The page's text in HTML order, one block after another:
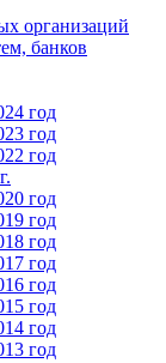
организаций
банков
год
год
год
год
год
год
год
год
год
год
год